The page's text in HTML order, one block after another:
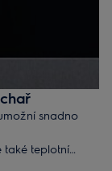
snadno
také teplotní